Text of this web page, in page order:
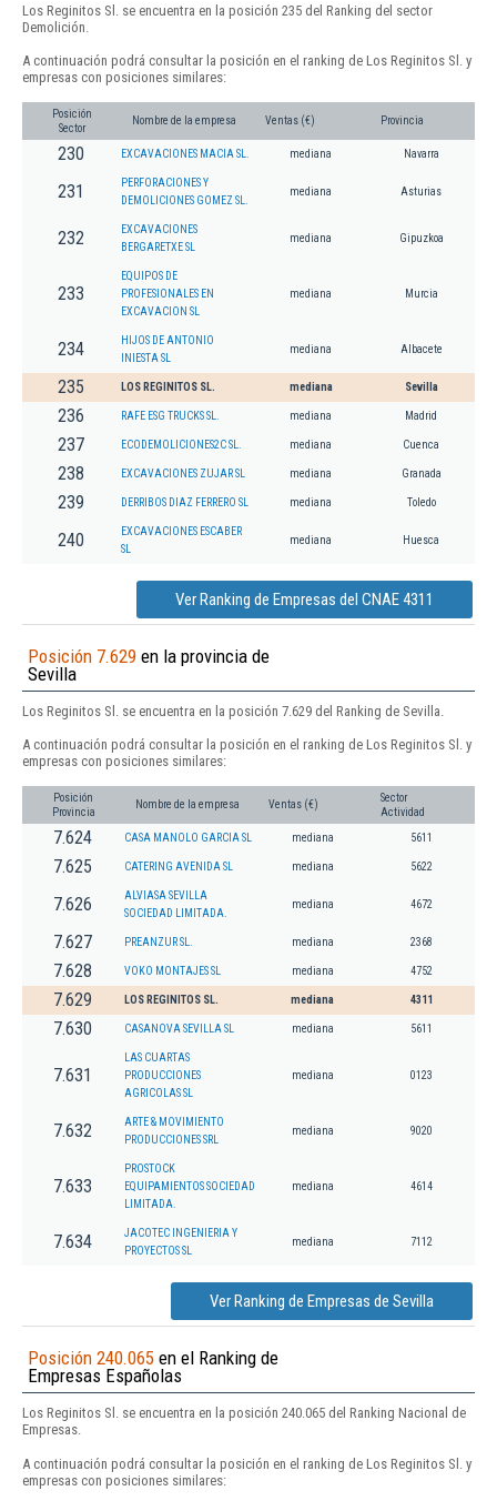
Los Reginitos Sl. se encuentra en la posición 235 del Ranking del sector
Demolición.
A continuación podrá consultar la posición en el ranking de Los Reginitos Sl. y
empresas con posiciones similares:
Posición
Sector
Nombre de la empresa Ventas (€) Provincia
230 EXCAVACIONES MACIA SL. mediana Navarra
231
PERFORACIONES Y
DEMOLICIONES GOMEZ SL.
mediana Asturias
232
EXCAVACIONES
BERGARETXE SL
mediana Gipuzkoa
233
EQUIPOS DE
PROFESIONALES EN
EXCAVACION SL
mediana Murcia
234
HIJOS DE ANTONIO
INIESTA SL
mediana Albacete
235 LOS REGINITOS SL. mediana Sevilla
236 RAFE ESG TRUCKS SL. mediana Madrid
237 ECODEMOLICIONES2C SL. mediana Cuenca
238 EXCAVACIONES ZUJAR SL mediana Granada
239 DERRIBOS DIAZ FERRERO SL mediana Toledo
240
EXCAVACIONES ESCABER
SL
mediana Huesca
Ver Ranking de Empresas del CNAE 4311
Posición 7.629 en la provincia de
Sevilla
Los Reginitos Sl. se encuentra en la posición 7.629 del Ranking de Sevilla.
A continuación podrá consultar la posición en el ranking de Los Reginitos Sl. y
empresas con posiciones similares:
Posición
Provincia
Nombre de la empresa Ventas (€)
Sector
Actividad
7.624 CASA MANOLO GARCIA SL mediana 5611
7.625 CATERING AVENIDA SL mediana 5622
7.626
ALVIASA SEVILLA
SOCIEDAD LIMITADA.
mediana 4672
7.627 PREANZUR SL. mediana 2368
7.628 VOKO MONTAJES SL mediana 4752
7.629 LOS REGINITOS SL. mediana 4311
7.630 CASANOVA SEVILLA SL mediana 5611
7.631
LAS CUARTAS
PRODUCCIONES
AGRICOLAS SL
mediana 0123
7.632
ARTE & MOVIMIENTO
PRODUCCIONES SRL
mediana 9020
7.633
PROSTOCK
EQUIPAMIENTOS SOCIEDAD
LIMITADA.
mediana 4614
7.634
JACOTEC INGENIERIA Y
PROYECTOS SL
mediana 7112
Ver Ranking de Empresas de Sevilla
Posición 240.065 en el Ranking de
Empresas Españolas
Los Reginitos Sl. se encuentra en la posición 240.065 del Ranking Nacional de
Empresas.
A continuación podrá consultar la posición en el ranking de Los Reginitos Sl. y
empresas con posiciones similares: